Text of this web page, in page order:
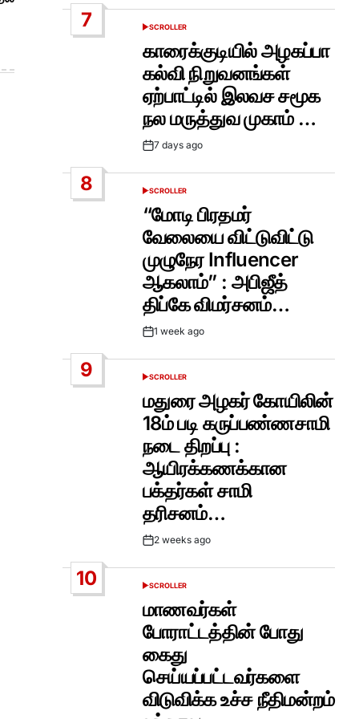
7
POSTED
SCROLLER
காரைக்குடியில் அழகப்பா
கல்வி நிறுவனங்கள்
ஏற்பாட்டில் இலவச சமூக
நல மருத்துவ முகாம் …
Post7 days ago
8
POSTED
SCROLLER
“மோடி பிரதமர்
வேலையை விட்டுவிட்டு
முழுநேர Influencer
ஆகலாம்” : அபிஜீத்
திப்கே விமர்சனம்…
Post1 week ago
9
POSTED
SCROLLER
மதுரை அழகர் கோயிலின்
18ம் படி கருப்பண்ணசாமி
நடை திறப்பு :
ஆயிரக்கணக்கான
பக்தர்கள் சாமி
தரிசனம்…
Post2 weeks ago
10
POSTED
SCROLLER
மாணவர்கள்
போராட்டத்தின் போது
கைது
செய்யப்பட்டவர்களை
விடுவிக்க உச்ச நீதிமன்றம்